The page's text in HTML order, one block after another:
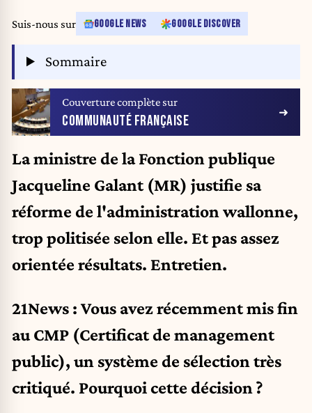
Suis-nous sur GOOGLE NEWS GOOGLE DISCOVER
Sommaire
Couverture complète sur
COMMUNAUTÉ FRANÇAISE
La ministre de la Fonction publique
Jacqueline Galant (MR) justifie sa
réforme de l'administration wallonne,
trop politisée selon elle. Et pas assez
orientée résultats. Entretien.
21News : Vous avez récemment mis fin
au CMP (Certificat de management
public), un système de sélection très
critiqué. Pourquoi cette décision ?